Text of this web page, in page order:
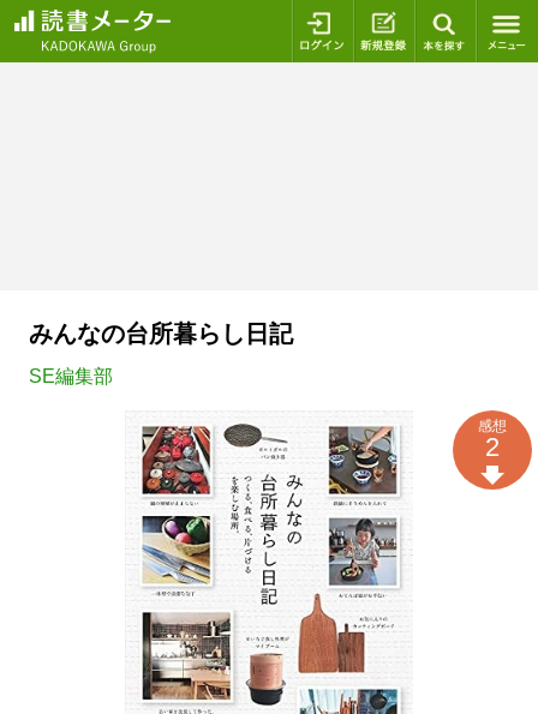
ログイン 新規登録
みんなの台所暮らし日記
SE編集部
感想
2